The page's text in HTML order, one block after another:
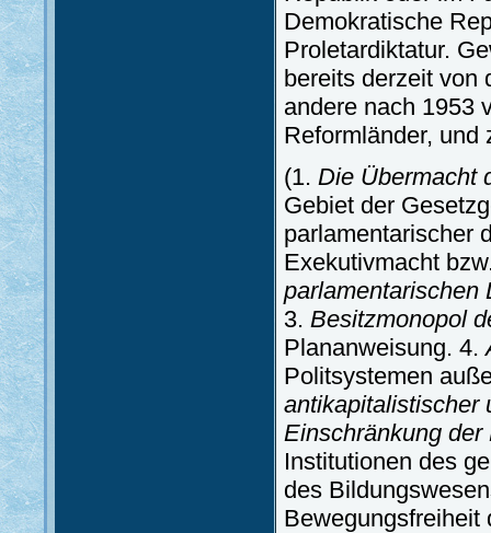
Demokratische
Proletardiktatur.
bereits derzeit von
andere nach 1953
Reformländer, und
(1. Die Übermacht
Gebiet der
parlamentarischer
Exekutivmacht
parlamentarischen
3. Besitzmonopol
Plananweisung. 4.
Politsystemen
antikapitalistischer
Einschränkung der
Institutionen des
des
Bewegungsfreiheit